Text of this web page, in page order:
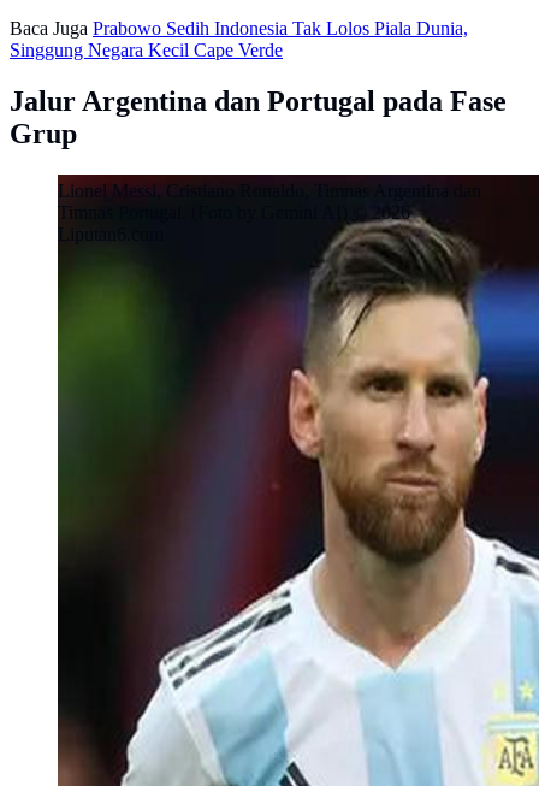
Baca Juga Prabowo Sedih Indonesia Tak Lolos Piala Dunia,
Singgung Negara Kecil Cape Verde
Jalur Argentina dan Portugal pada Fase
Grup
Lionel Messi, Cristiano Ronaldo, Timnas Argentina dan
Timnas Portugal. (Foto by Gemini AI) © 2026
Liputan6.com